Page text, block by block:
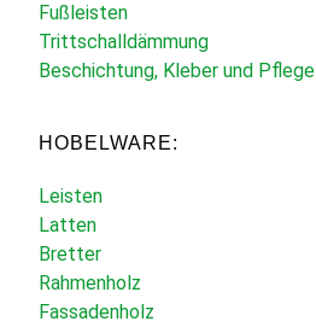
Fußleisten
Trittschalldämmung
Beschichtung, Kleber und Pflege
HOBELWARE:
Leisten
Latten
Bretter
Rahmenholz
Fassadenholz